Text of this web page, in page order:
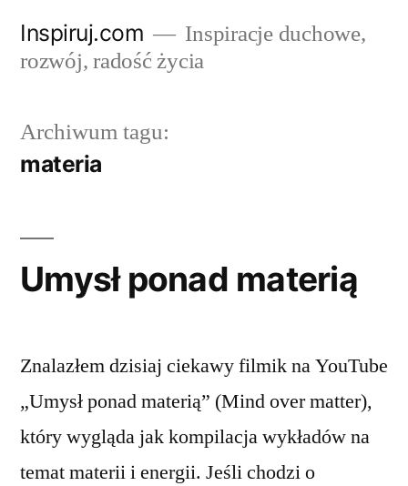
Inspiruj.com
Inspiracje duchowe,
rozwój, radość życia
Archiwum tagu:
materia
Umysł ponad materią
Znalazłem dzisiaj ciekawy filmik na YouTube
„Umysł ponad materią” (Mind over matter),
który wygląda jak kompilacja wykładów na
temat materii i energii. Jeśli chodzi o